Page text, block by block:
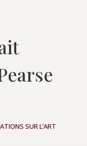
SUR L’ART